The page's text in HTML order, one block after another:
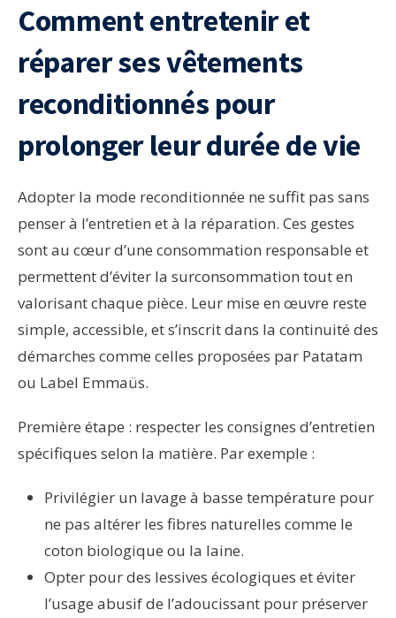
Comment entretenir et
réparer ses vêtements
reconditionnés pour
prolonger leur durée de vie
Adopter la mode reconditionnée ne suffit pas sans
penser à l’entretien et à la réparation. Ces gestes
sont au cœur d’une consommation responsable et
permettent d’éviter la surconsommation tout en
valorisant chaque pièce. Leur mise en œuvre reste
simple, accessible, et s’inscrit dans la continuité des
démarches comme celles proposées par Patatam
ou Label Emmaüs.
Première étape : respecter les consignes d’entretien
spécifiques selon la matière. Par exemple :
Privilégier un lavage à basse température pour
ne pas altérer les fibres naturelles comme le
coton biologique ou la laine.
Opter pour des lessives écologiques et éviter
l’usage abusif de l’adoucissant pour préserver